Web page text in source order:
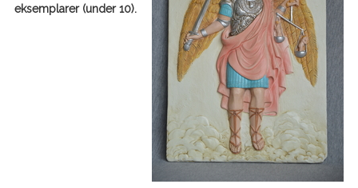
eksemplarer (under 10).